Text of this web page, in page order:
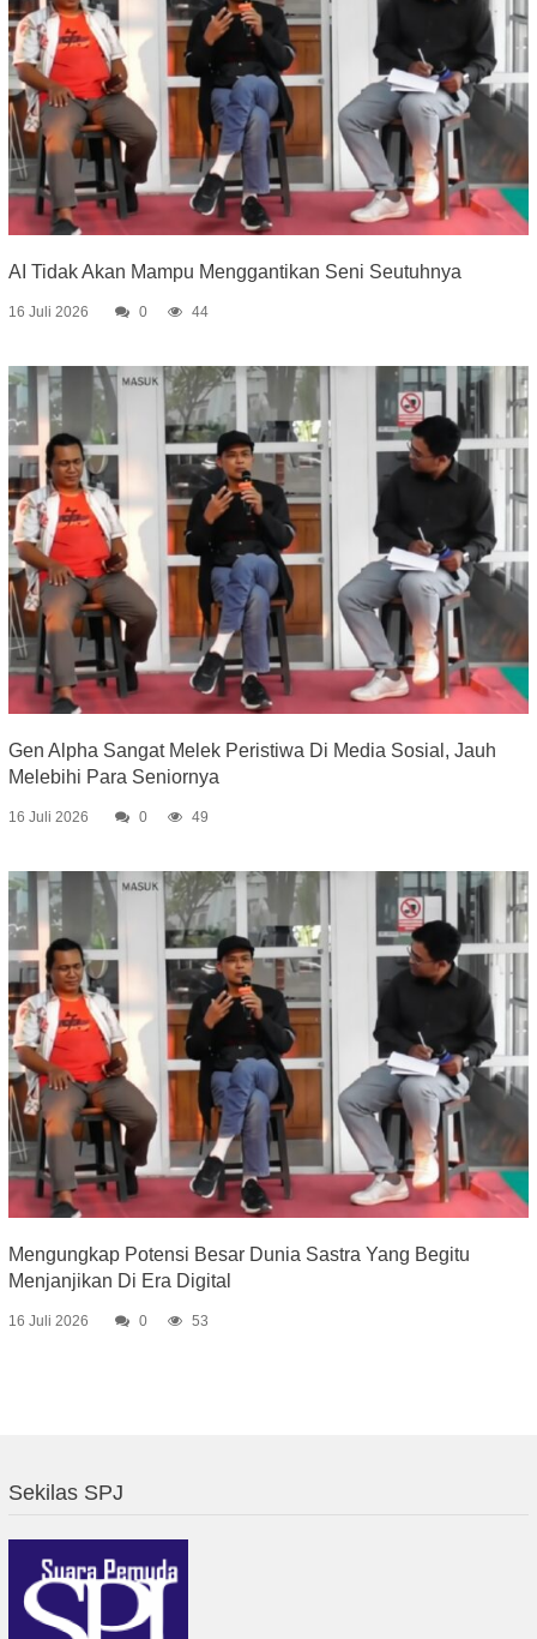
AI Tidak Akan Mampu Menggantikan Seni Seutuhnya
16 Juli 2026 0 44
Gen Alpha Sangat Melek Peristiwa Di Media Sosial, Jauh
Melebihi Para Seniornya
16 Juli 2026 0 49
Mengungkap Potensi Besar Dunia Sastra Yang Begitu
Menjanjikan Di Era Digital
16 Juli 2026 0 53
Sekilas SPJ